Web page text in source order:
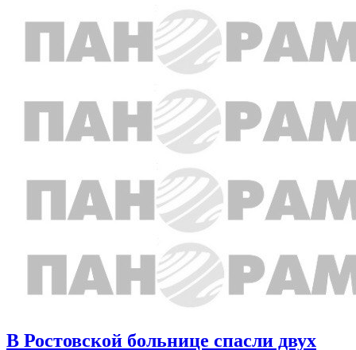
В Ростовской больнице спасли двух